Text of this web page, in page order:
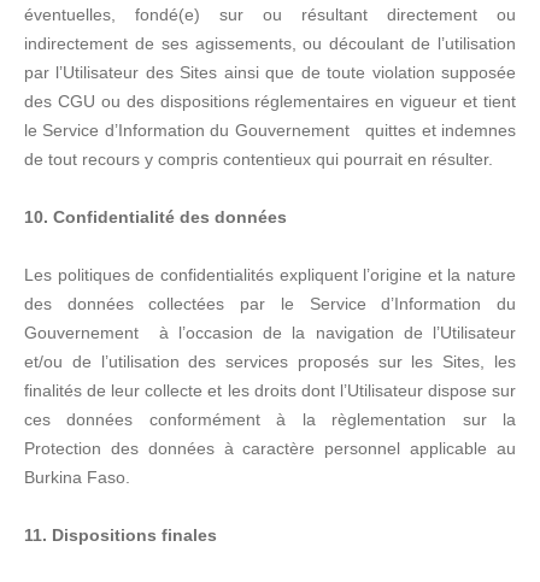
éventuelles, fondé(e) sur ou résultant directement ou
indirectement de ses agissements, ou découlant de l’utilisation
par l’Utilisateur des Sites ainsi que de toute violation supposée
des CGU ou des dispositions réglementaires en vigueur et tient
le Service d’Information du Gouvernement quittes et indemnes
de tout recours y compris contentieux qui pourrait en résulter.
10. Confidentialité des données
Les politiques de confidentialités expliquent l’origine et la nature
des données collectées par le Service d’Information du
Gouvernement à l’occasion de la navigation de l’Utilisateur
et/ou de l’utilisation des services proposés sur les Sites, les
finalités de leur collecte et les droits dont l’Utilisateur dispose sur
ces données conformément à la règlementation sur la
Protection des données à caractère personnel applicable au
Burkina Faso.
11. Dispositions finales